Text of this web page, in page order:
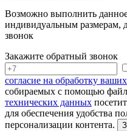
Возможно выполнить
индивидуальным размерам,
звонок
Закажите обратный звонок
согласие на обработку
собираемых с помощью
технических данных
для обеспечения удобства
персонализации контента.